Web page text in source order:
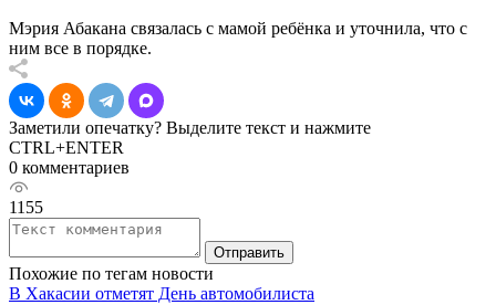
Мэрия Абакана связалась с мамой ребёнка и уточнила, что с
ним все в порядке.
Заметили опечатку? Выделите текст и нажмите
CTRL+ENTER
0 комментариев
1155
Отправить
Похожие по тегам новости
В Хакасии отметят День автомобилиста